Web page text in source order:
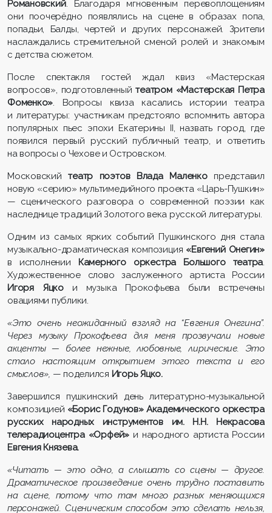
Романовский. Благодаря мгновенным перевоплощениям
они поочерёдно появлялись на сцене в образах попа,
попадьи, Балды, чертей и других персонажей. Зрители
наслаждались стремительной сменой ролей и знакомым
с детства сюжетом.
После спектакля гостей ждал квиз «Мастерская
вопросов», подготовленныйтеатром «Мастерская Петра
Фоменко». Вопросы квиза касались истории театра
и литературы: участникам предстояло вспомнить автора
популярных пьес эпохи Екатерины II, назвать город, где
появился первый русский публичный театр, и ответить
на вопросы о Чехове и Островском.
Московскийтеатр поэтов Влада Маленкопредставил
новую «серию» мультимедийного проекта «Царь-Пушкин»
— сценического разговора о современной поэзии как
наследнице традиций Золотого века русской литературы.
Одним из самых ярких событий Пушкинского дня стала
музыкально-драматическая композиция «Евгений Онегин»
в исполнении Камерного оркестра Большого театра.
Художественное слово заслуженного артиста России
Игоря Яцкои музыка Прокофьева были встречены
овациями публики.
«Это очень неожиданный взгляд на “Евгения Онегина”.
Через музыку Прокофьева для меня прозвучали новые
акценты — более нежные, любовные, лирические. Это
стало настоящим открытием этого текста и его
смыслов», — поделился Игорь Яцко.
Завершился пушкинский день литературно-музыкальной
композицией «Борис Годунов» Академического оркестра
русских народных инструментов им. Н.Н. Некрасова
телерадиоцентра «Орфей» и народного артиста России
Евгения Князева.
«Читать — это одно, а слышать со сцены — другое.
Драматическое произведение очень трудно поставить
на сцене, потому что там много разных меняющихся
персонажей. Сценическим способом это сделать нельзя,